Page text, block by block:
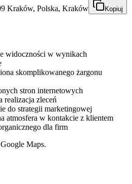
Kraków, Polska, Kraków Kopiuj
widoczności w wynikach
skomplikowanego żargonu
stron internetowych
realizacja zleceń
do strategii marketingowej
atmosfera w kontakcie z klientem
dla firm
Maps.